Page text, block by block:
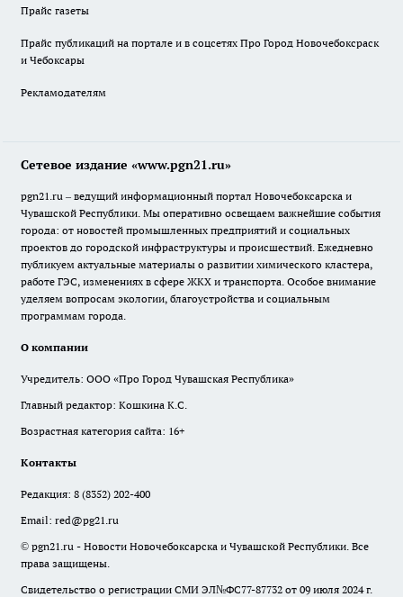
Прайс газеты
Прайс публикаций на портале и в соцсетях Про Город Новочебоксраск
и Чебоксары
Рекламодателям
Сетевое издание «www.pgn21.ru»
pgn21.ru – ведущий информационный портал Новочебоксарска и
Чувашской Республики. Мы оперативно освещаем важнейшие события
города: от новостей промышленных предприятий и социальных
проектов до городской инфраструктуры и происшествий. Ежедневно
публикуем актуальные материалы о развитии химического кластера,
работе ГЭС, изменениях в сфере ЖКХ и транспорта. Особое внимание
уделяем вопросам экологии, благоустройства и социальным
программам города.
О компании
Учредитель: ООО «Про Город Чувашская Республика»
Главный редактор: Кошкина К.С.
Возрастная категория сайта: 16+
Контакты
Редакция: 8 (8352) 202-400
Email: red@pg21.ru
© pgn21.ru - Новости Новочебоксарска и Чувашской Республики. Все
права защищены.
Свидетельство о регистрации СМИ ЭЛ№ФС77-87732 от 09 июля 2024 г.